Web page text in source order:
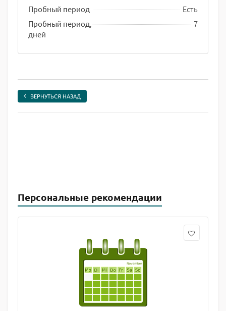
Пробный период Есть
Пробный период,
дней
7
ВЕРНУТЬСЯ НАЗАД
Персональные рекомендации